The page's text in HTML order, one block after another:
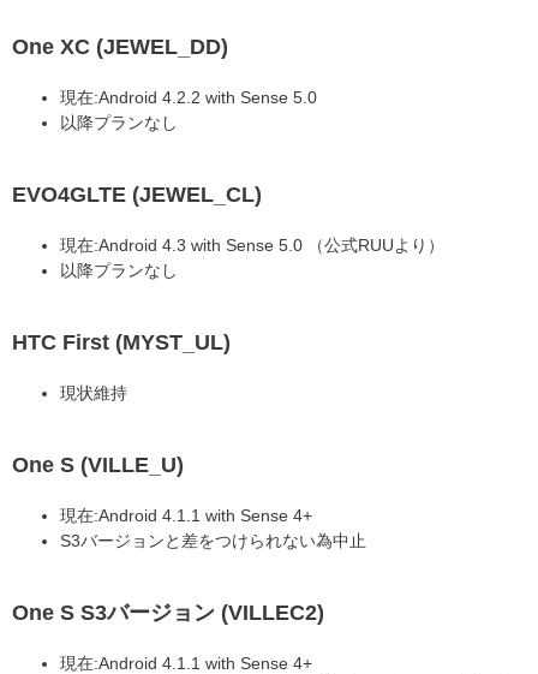
One XC (JEWEL_DD)
現在:Android 4.2.2 with Sense 5.0
以降プランなし
EVO4GLTE (JEWEL_CL)
現在:Android 4.3 with Sense 5.0 （公式RUUより）
以降プランなし
HTC First (MYST_UL)
現状維持
One S (VILLE_U)
現在:Android 4.1.1 with Sense 4+
S3バージョンと差をつけられない為中止
One S S3バージョン (VILLEC2)
現在:Android 4.1.1 with Sense 4+